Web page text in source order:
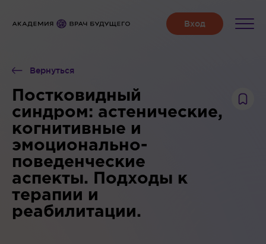
Вернуться
Постковидный
синдром: астенические,
когнитивные и
эмоционально-
поведенческие
аспекты. Подходы к
терапии и
реабилитации.